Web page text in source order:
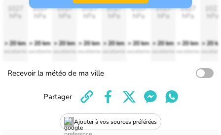
hPa
> 20 km
excellente
1027
hPa
> 20 km
excellente
1027
hPa
> 20 km
excellente
1027
hPa
> 20 km
excellente
1027
hPa
> 20 km
excellente
1027
hPa
> 20 km
excellente
1027
hPa
> 20 km
excellente
1027
hPa
> 20 km
excellente
hPa
> 20
Recevoir la météo de ma ville
Ajouter à vos sources préférées
Partager